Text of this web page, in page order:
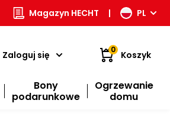
Magazyn HECHT | PL
Zaloguj się 0 Koszyk
Bony
podarunkowe
Ogrzewanie
domu